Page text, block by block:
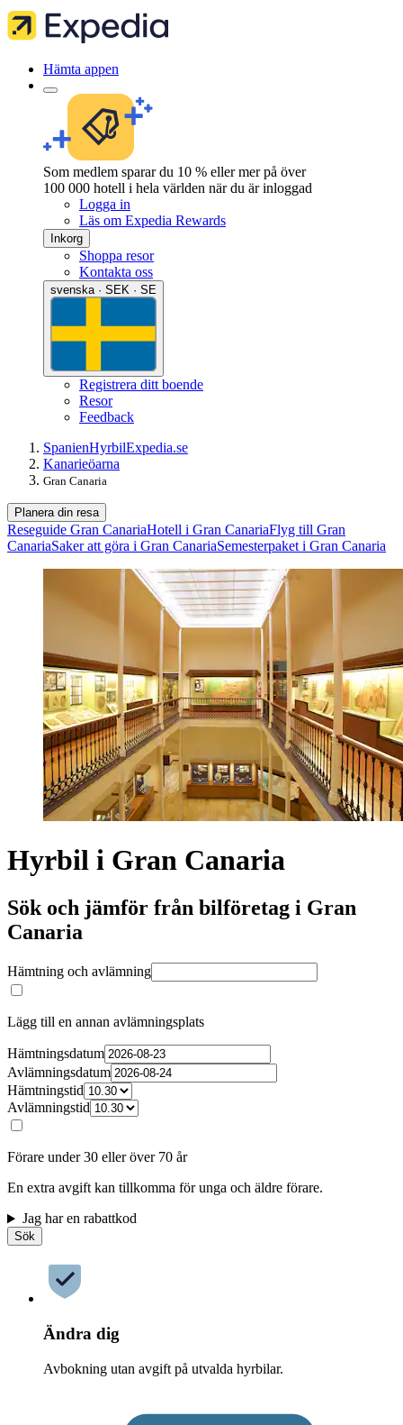
Hämta appen
Som medlem sparar du 10 % eller mer på över
100 000 hotell i hela världen när du är inloggad
Logga in
Läs om Expedia Rewards
Inkorg
Shoppa resor
Kontakta oss
svenska · SEK · SE
Registrera ditt boende
Resor
Feedback
SpanienHyrbilExpedia.se
Kanarieöarna
Gran Canaria
Planera din resa
Reseguide Gran CanariaHotell i Gran CanariaFlyg till Gran
CanariaSaker att göra i Gran CanariaSemesterpaket i Gran Canaria
Hyrbil i Gran Canaria
Sök och jämför från bilföretag i Gran
Canaria
Hämtning och avlämning
Lägg till en annan avlämningsplats
Hämtningsdatum
Avlämningsdatum
Hämtningstid
Avlämningstid
Förare under 30 eller över 70 år
En extra avgift kan tillkomma för unga och äldre förare.
Jag har en rabattkod
Sök
Ändra dig
Avbokning utan avgift på utvalda hyrbilar.